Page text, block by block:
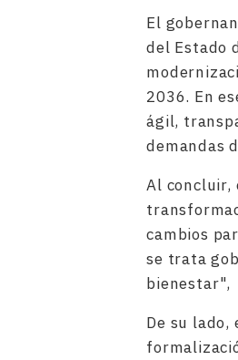
El
del Estado
2036. En
ágil,
demandas
Al concluir,
cambios
se trata
bienestar",
De su lado,